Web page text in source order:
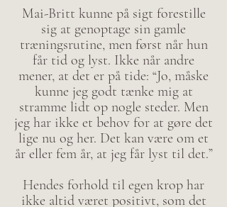
Mai-Britt kunne på sigt forestille
sig at genoptage sin gamle
træningsrutine, men først når hun
får tid og lyst. Ikke når andre
mener, at det er på tide: “Jo, måske
kunne jeg godt tænke mig at
stramme lidt op nogle steder. Men
jeg har ikke et behov for at gøre det
lige nu og her. Det kan være om et
år eller fem år, at jeg får lyst til det.”
Hendes forhold til egen krop har
ikke altid været positivt, som det